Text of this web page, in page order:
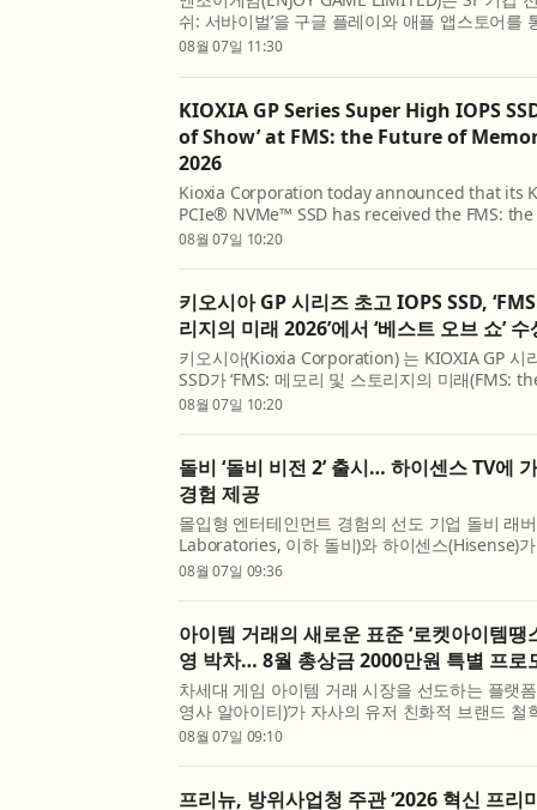
쉬: 서바이벌’을 구글 플레이와 애플 앱스토어를
했다고 7일 밝혔다. ‘타이탄 러쉬: 서바이벌’은
08월 07일 11:30
KIOXIA GP Series Super High IOPS
of Show’ at FMS: the Future of
2026
Kioxia Corporation today announced that its
PCIe® NVMe™ SSD has received the FMS:
and Storage ‘Best of Show’ award in the
08월 07일 10:20
키오시아 GP 시리즈 초고 IOPS SSD,
리지의 미래 2026’에서 ‘베스트 오브 쇼’ 수
키오시아(Kioxia Corporation) 는 KIOXIA GP
SSD가 ‘FMS: 메모리 및 스토리지의 미래(FMS:
Memory and Storage) ’의 ‘특수 스토리지
08월 07일 10:20
돌비 ‘돌비 비전 2’ 출시… 하이센스 TV에
경험 제공
몰입형 엔터테인먼트 경험의 선도 기업 돌비 래
Laboratories, 이하 돌비)와 하이센스(Hisense)
모델에 ‘돌비 비전 2(Dolby Vision 2)’를 탑재하
08월 07일 09:36
아이템 거래의 새로운 표준 ‘로켓아이템땡
영 박차… 8월 총상금 2000만원 특별 프로
차세대 게임 아이템 거래 시장을 선도하는 플랫
영사 알아이티)’가 자사의 유저 친화적 브랜드
월 한 달간 총상금 2000만원 규모의 ‘판매왕·구매
08월 07일 09:10
프리뉴, 방위사업청 주관 ‘2026 혁신 프리